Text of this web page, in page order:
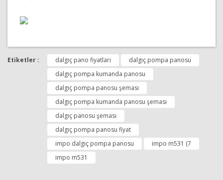
Bu ürüne ilk yorumu siz yapın!
Yorum Yap
Bu ürünün fiyat bilgisi, resim, ürün açıklamalarında ve
diğer konularda yetersiz gördüğünüz noktaları öneri
formunu kullanarak tarafımıza iletebilirsiniz.
Görüş ve önerileriniz için teşekkür ederiz.
Ürün resmi kalitesiz, bozuk veya görüntülenemiyor.
Ürün açıklamasında eksik bilgiler bulunuyor.
Ürün bilgilerinde hatalar bulunuyor.
Ürün fiyatı diğer sitelerden daha pahalı.
Bu ürüne benzer farklı alternatifler olmalı.
Etiketler : dalgıç pano fiyatları
dalgıç pompa panosu
dalgıç pompa kumanda panosu
dalgıç pompa panosu şeması
dalgıç pompa kumanda panosu şeması
dalgıç panosu şeması
dalgıç pompa panosu fiyat
impo dalgıç pompa panosu
impo m531 (7
impo m531